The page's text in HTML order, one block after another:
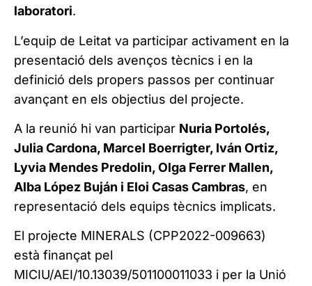
laboratori.
L’equip de Leitat va participar activament en la
presentació dels avenços tècnics i en la
definició dels propers passos per continuar
avançant en els objectius del projecte.
A la reunió hi van participar Nuria Portolés,
Julia Cardona, Marcel Boerrigter, Iván Ortiz,
Lyvia Mendes Predolin, Olga Ferrer Mallen,
Alba López Buján i Eloi Casas Cambras, en
representació dels equips tècnics implicats.
El projecte MINERALS (CPP2022-009663)
està finançat pel
MICIU/AEI/10.13039/501100011033 i per la Unió